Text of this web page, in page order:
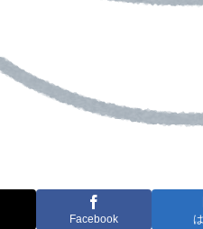
Facebook